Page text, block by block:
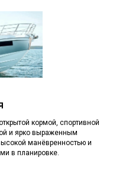
кормой, спортивной
и ярко выраженным
манёвренностью и
в планировке.